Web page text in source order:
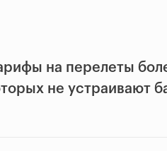
на перелеты
не устраивают